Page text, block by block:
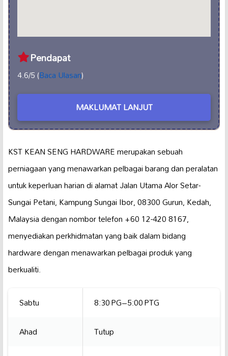
Pendapat
4.6/5 (Baca Ulasan)
MAKLUMAT LANJUT
KST KEAN SENG HARDWARE merupakan sebuah
perniagaan yang menawarkan pelbagai barang dan peralatan
untuk keperluan harian di alamat Jalan Utama Alor Setar-
Sungai Petani, Kampung Sungai Ibor, 08300 Gurun, Kedah,
Malaysia dengan nombor telefon +60 12-420 8167,
menyediakan perkhidmatan yang baik dalam bidang
hardware dengan menawarkan pelbagai produk yang
berkualiti.
Sabtu
8:30 PG–5:00 PTG
Ahad
Tutup